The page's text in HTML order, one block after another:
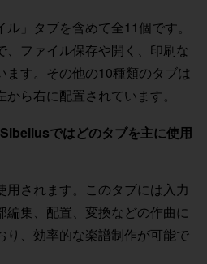
」タブを含めて全11個です。
、ファイル保存や開く、印刷な
ます。その他の10種類のタブは
ら右に配置されています。
ではどのタブを主に使用
用されます。このタブには入力
編集、配置、変換などの作曲に
り、効率的な楽譜制作が可能で